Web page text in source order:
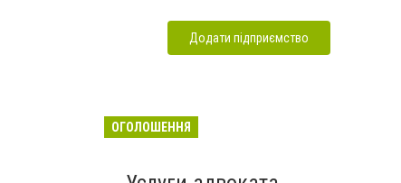
Додати підприємство
ОГОЛОШЕННЯ